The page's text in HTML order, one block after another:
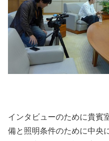
インタビューのために貴賓
備と照明条件のために中央